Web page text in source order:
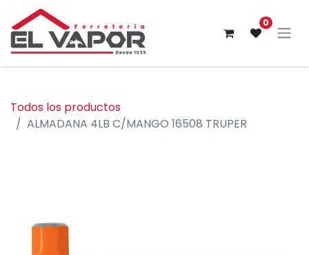
0
Todos los productos
ALMADANA 4LB C/MANGO 16508 TRUPER